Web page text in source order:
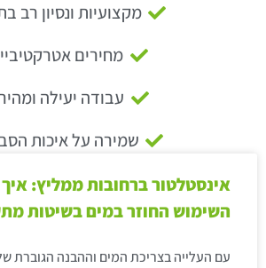
מקצועיות ונסיון רב
מחירים
עבודה יעילה
שמירה על איכות
אינסטלטור ברחובות ממליץ:
השימוש החוזר במים בשיטות
עם העלייה בצריכת המים וההבנה הגוברת